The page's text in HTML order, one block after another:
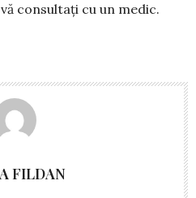
consultați cu un medic.
FILDAN